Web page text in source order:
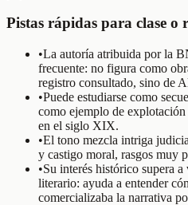
Pistas rápidas para clase o
•La autoría atribuida por la
frecuente: no figura como
registro consultado, sino de
•Puede estudiarse como
como ejemplo de
en el siglo XIX.
•El tono mezcla intriga
y castigo moral, rasgos muy
•Su interés histórico supera
literario: ayuda a entender
comercializaba la narrativa